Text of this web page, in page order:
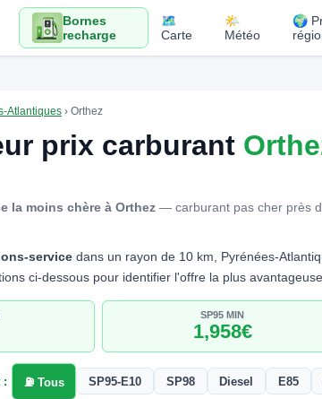
Bornes
recharge
🗺️
Carte
🌤️
Météo
🌍
Atlantiques › Orthez
prix carburant
la moins chère à Orthez — carburant pas cher près
service dans un rayon de 10 km, Pyrénées-
ci-dessous pour identifier l'offre la plus
SP95 MIN
1,958€
: ⛽ Tous SP95-E10 SP98 Diesel E85